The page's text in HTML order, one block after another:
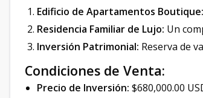
Edificio de Apartamentos Boutique:
Residencia Familiar de Lujo: Un
Inversión Patrimonial: Reserva de
Condiciones de Venta:
Precio de Inversión: $680,000.00